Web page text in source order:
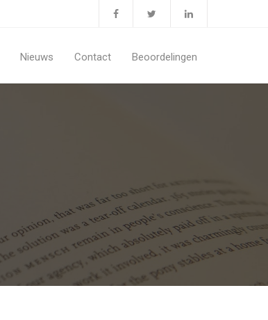
Nieuws Contact Beoordelingen